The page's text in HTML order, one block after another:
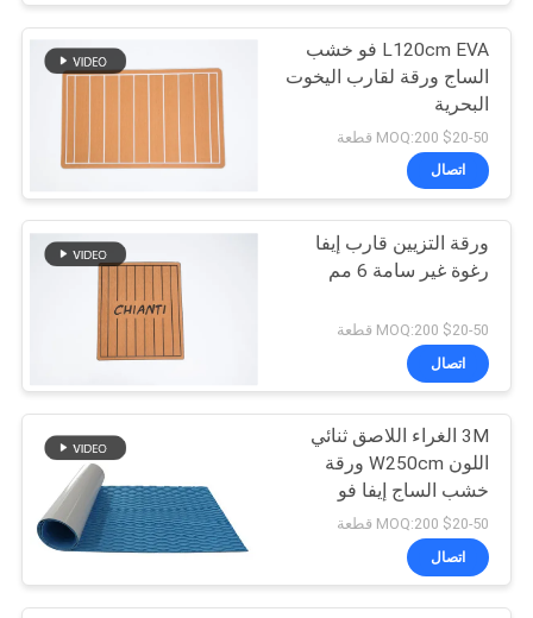
منصات منصة السباحة
30
الحصير قارب كامو
11
L120cm EVA فو خشب
الساج ورقة لقارب اليخوت
البحرية
$20-50 MOQ:200 قطعة
اتصال
ورقة التزيين قارب إيفا
رغوة غير سامة 6 مم
$20-50 MOQ:200 قطعة
اتصال
3M الغراء اللاصق ثنائي
اللون W250cm ورقة
خشب الساج إيفا فو
$20-50 MOQ:200 قطعة
اتصال